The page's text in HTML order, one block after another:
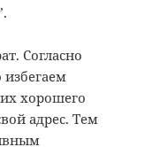
Согласно
хорошего
адрес. Тем